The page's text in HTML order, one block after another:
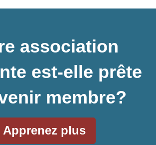
association
est-elle prête
membre?
Apprenez plus